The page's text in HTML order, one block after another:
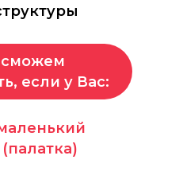
если у Вас: